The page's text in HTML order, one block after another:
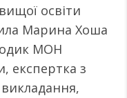
освіти
Марина Хоша
МОН
експертка з